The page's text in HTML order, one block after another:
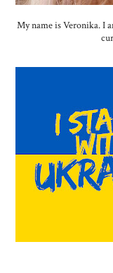
My name is Veronika. I